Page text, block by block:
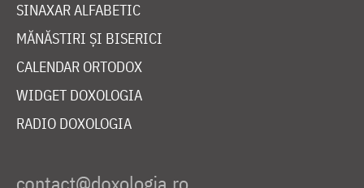
SINAXAR ALFABETIC
MĂNĂSTIRI ȘI BISERICI
CALENDAR ORTODOX
WIDGET DOXOLOGIA
RADIO DOXOLOGIA